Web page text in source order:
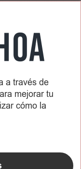
a través de
mejorar tu
cómo la